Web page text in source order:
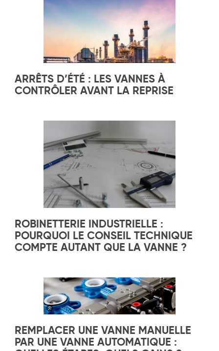
ARRÊTS D’ÉTÉ : LES VANNES À
CONTRÔLER AVANT LA REPRISE
ROBINETTERIE INDUSTRIELLE :
POURQUOI LE CONSEIL TECHNIQUE
COMPTE AUTANT QUE LA VANNE ?
REMPLACER UNE VANNE MANUELLE
PAR UNE VANNE AUTOMATIQUE :